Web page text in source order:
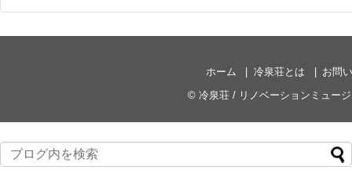
ホーム 冷泉荘とは
お問
© 冷泉荘 / リノベーションミュー